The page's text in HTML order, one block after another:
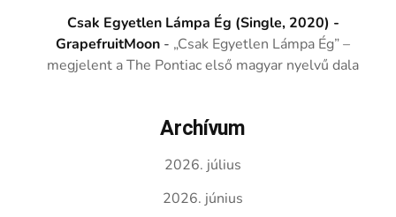
Csak Egyetlen Lámpa Ég (Single, 2020) -
GrapefruitMoon - „Csak Egyetlen Lámpa Ég” –
megjelent a The Pontiac első magyar nyelvű dala
Archívum
2026. július
2026. június